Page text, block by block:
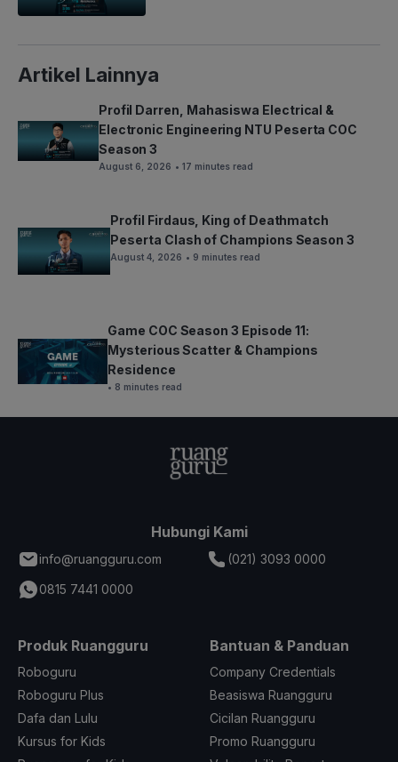
Artikel Lainnya
Profil Darren, Mahasiswa Electrical &
Electronic Engineering NTU Peserta COC
Season 3
August 6, 2026 • 17 minutes read
Profil Firdaus, King of Deathmatch
Peserta Clash of Champions Season 3
August 4, 2026 • 9 minutes read
Game COC Season 3 Episode 11:
Mysterious Scatter & Champions
Residence
• 8 minutes read
Hubungi Kami
info@ruangguru.com
(021) 3093 0000
0815 7441 0000
Produk Ruangguru
Roboguru
Roboguru Plus
Dafa dan Lulu
Kursus for Kids
Bantuan & Panduan
Company Credentials
Beasiswa Ruangguru
Cicilan Ruangguru
Promo Ruangguru